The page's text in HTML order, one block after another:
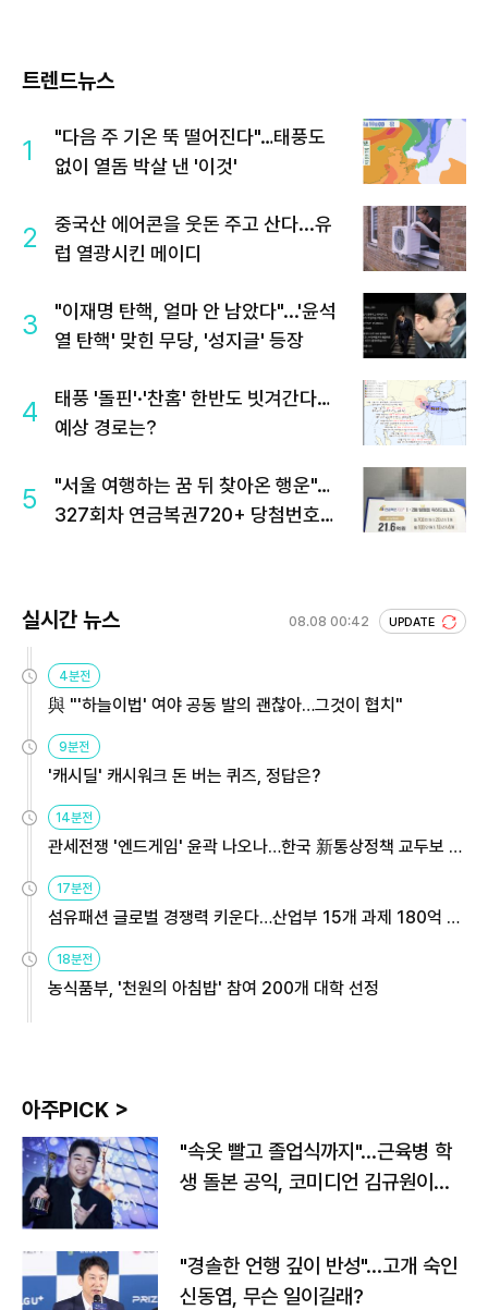
트렌드뉴스
1
"다음 주 기온 뚝 떨어진다"…태풍도
없이 열돔 박살 낸 '이것'
2
중국산 에어콘을 웃돈 주고 산다...유
럽 열광시킨 메이디
3
"이재명 탄핵, 얼마 안 남았다"...'윤석
열 탄핵' 맞힌 무당, '성지글' 등장
4
태풍 '돌핀'·'찬홈' 한반도 빗겨간다…
예상 경로는?
5
"서울 여행하는 꿈 뒤 찾아온 행운"…
327회차 연금복권720+ 당첨번호조
실시간 뉴스 08.08 00:42 UPDATE
4분전
與 "'하늘이법' 여야 공동 발의 괜찮아…그것이 협치"
9분전
'캐시딜' 캐시워크 돈 버는 퀴즈, 정답은?
14분전
관세전쟁 '엔드게임' 윤곽 나오나…한국 新통상정책 교두보 활
17분전
섬유패션 글로벌 경쟁력 키운다…산업부 15개 과제 180억 지
18분전
농식품부, '천원의 아침밥' 참여 200개 대학 선정
아주PICK >
"속옷 빨고 졸업식까지"…근육병 학
생 돌본 공익, 코미디언 김규원이었
"경솔한 언행 깊이 반성"…고개 숙인
신동엽, 무슨 일이길래?